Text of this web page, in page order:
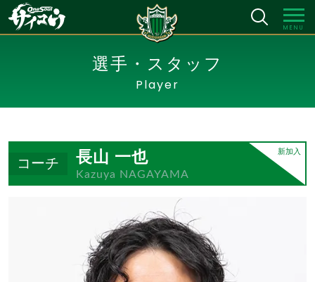
MENU
選手・スタッフ
Player
新加入
コーチ 長山 一也
Kazuya NAGAYAMA